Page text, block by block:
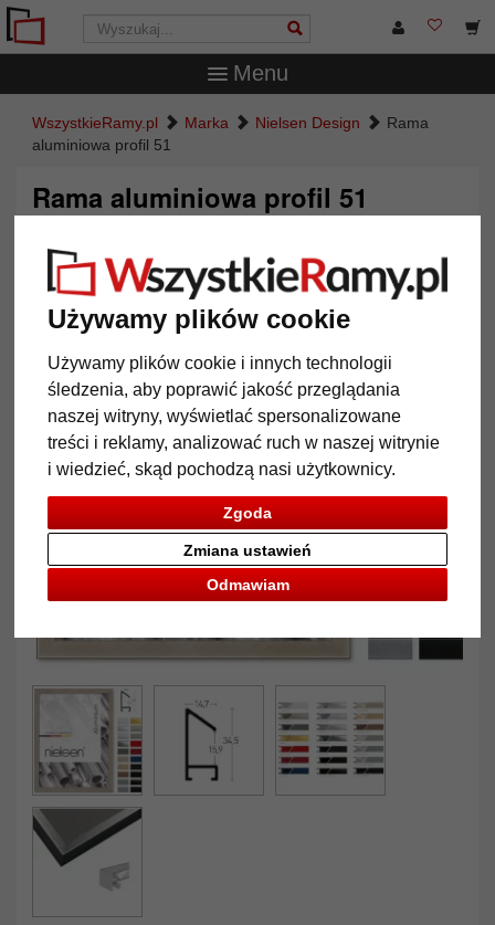
Używamy plików cookie
Używamy plików cookie i innych technologii
śledzenia, aby poprawić jakość przeglądania
naszej witryny, wyświetlać spersonalizowane
treści i reklamy, analizować ruch w naszej witrynie
i wiedzieć, skąd pochodzą nasi użytkownicy.
Zgoda
Odmawiam
Zmiana ustawień
Menu
WszystkieRamy.pl Marka Nielsen Design
Rama
aluminiowa profil 51
Rama aluminiowa profil 51
Powrót